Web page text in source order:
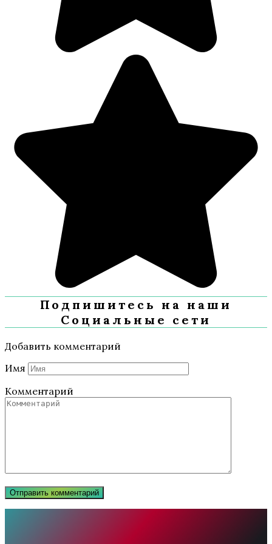
Подпишитесь на наши
Социальные сети
Добавить комментарий
Имя
Комментарий